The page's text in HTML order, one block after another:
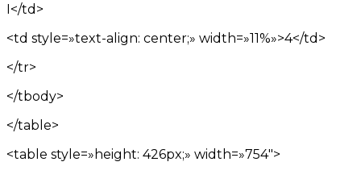
I</td>
<td style=»text-align: center;» width=»11%»>4</td>
</tr>
</tbody>
</table>
<table style=»height: 426px;» width=»754″>